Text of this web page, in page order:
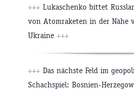
+++ Lukaschenko bittet
von Atomraketen in der Nähe
Ukraine +++
+++ Das nächste Feld im
Schachspiel: Bosnien-